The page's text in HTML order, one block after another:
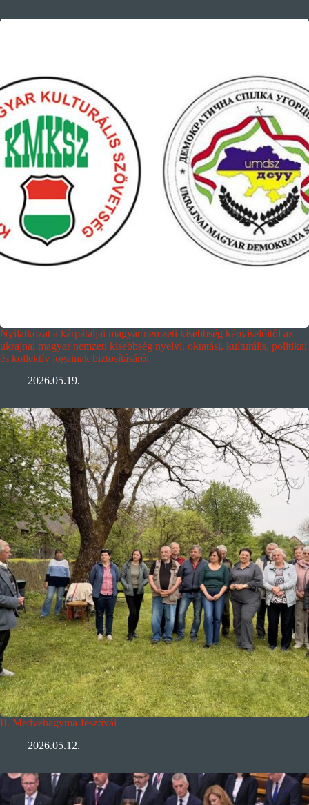
Nyilatkozat a kárpátaljai magyar nemzeti kisebbség képviselőitől az
ukrajnai magyar nemzeti kisebbség nyelvi, oktatási, kulturális, politikai
és kollektív jogainak biztosításáról
2026.05.19.
II. Medvehagyma-fesztivál
2026.05.12.